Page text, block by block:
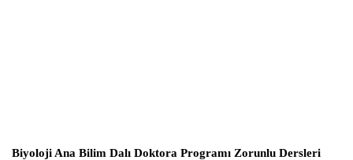
Biyoloji Ana Bilim Dalı Doktora Programı Zorunlu Dersleri